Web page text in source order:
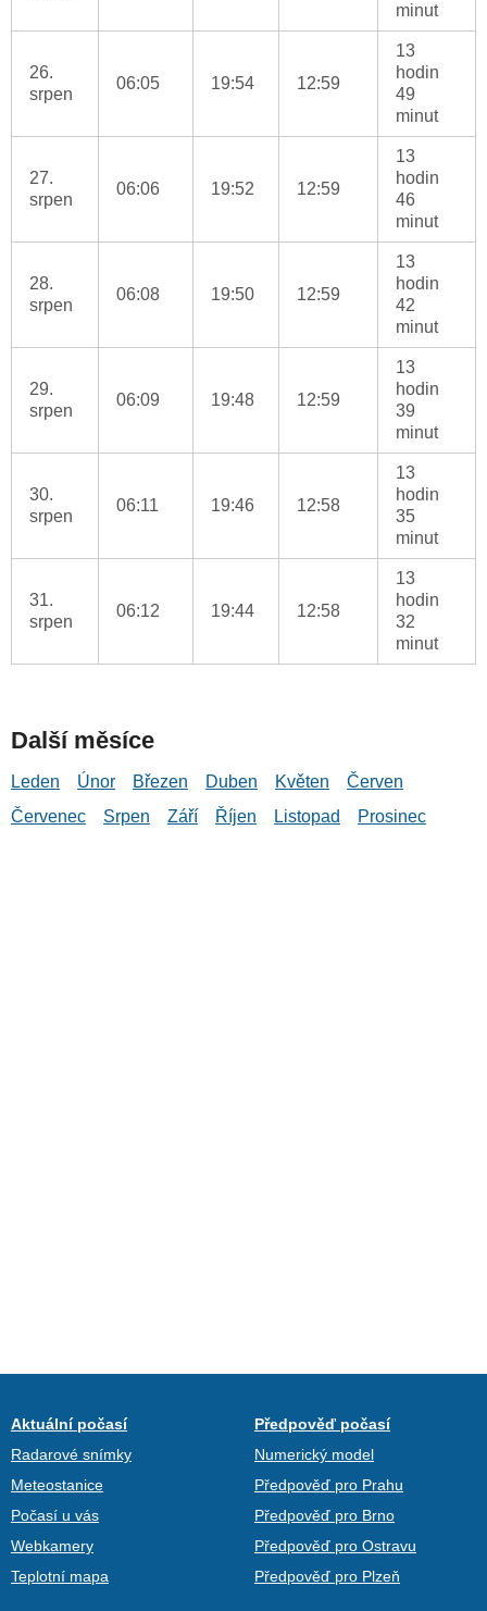
minut
26.
srpen
06:05 19:54 12:59
13
hodin
49
minut
27.
srpen
06:06 19:52 12:59
13
hodin
46
minut
28.
srpen
06:08 19:50 12:59
13
hodin
42
minut
29.
srpen
06:09 19:48 12:59
13
hodin
39
minut
30.
srpen
06:11 19:46 12:58
13
hodin
35
minut
31.
srpen
06:12 19:44 12:58
13
hodin
32
minut
Další měsíce
Leden Únor Březen Duben Květen
Červen
Červenec
Srpen Září Říjen Listopad Prosinec
Aktuální počasí
Radarové snímky
Meteostanice
Počasí u vás
Webkamery
Teplotní mapa
Předpověď počasí
Numerický model
Předpověď pro Prahu
Předpověď pro Brno
Předpověď pro Ostravu
Předpověď pro Plzeň